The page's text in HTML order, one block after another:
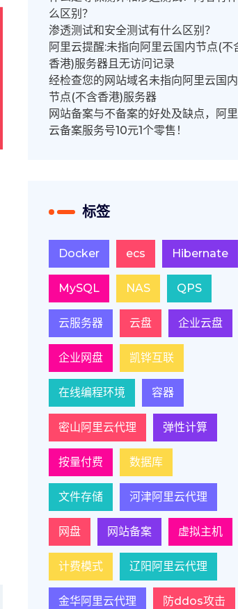
么区别？
渗透测试和安全测试有什么区别？
阿里云提醒:未指向阿里云国内节点(不
香港)服务器且无访问记录
经检查您的网站域名未指向阿里云国内
节点(不含香港)服务器
网站备案与不备案的好处及缺点，阿里
云备案服务号10元1个零售！
标签
Docker ecs Hibernate
MySQL NAS QPS
云服务器 云盘 企业云盘
企业网盘 凯铧互联
在线编程环境 容器
密山阿里云代理 弹性计算
按量付费 数据库
文件存储 河津阿里云代理
网盘 网站备案 虚拟主机
计费模式 辽阳阿里云代理
金华阿里云代理 防ddos攻击